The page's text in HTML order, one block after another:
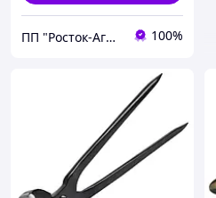
ПП "Росток-Агро.Х" 100%